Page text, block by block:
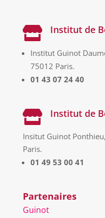
 Institut de
Institut Guinot
75012 Paris.
01 43 07 24 40
 Institut de
Insitut Guinot
Paris.
01 49 53 00 41
Partenaires
Guinot